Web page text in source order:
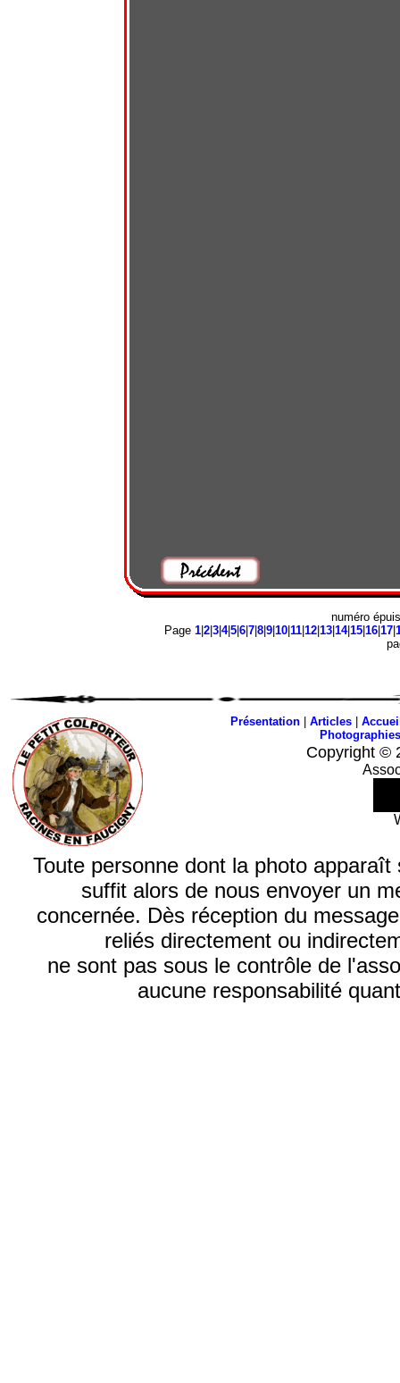
numéro
Page 1| 2| 3| 4|5| 6| 7| 8| 9| 10| 11| 12| 13| 14|15| 16| 17|
Présentation| Articles|
Photographies
Copyright ©
Toute personne dont la photo
suffit alors de nous envoyer un
concernée. Dès réception du
reliés directement ou
ne sont pas sous le contrôle de
aucune responsabilité